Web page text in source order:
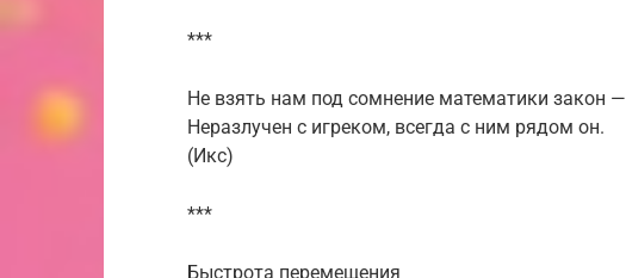
***
Не взять нам под сомнение математики закон —
Неразлучен с игреком, всегда с ним рядом он.
(Икс)
***
Быстрота перемещения